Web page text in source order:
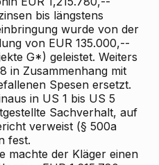
bis längstens
wurde von der
von EUR 135.000,--
G*) geleistet. Weiters
in Zusammenhang mit
Spesen ersetzt.
in US 1 bis US 5
Sachverhalt, auf
verweist (§ 500a
fest.
machte der Kläger einen